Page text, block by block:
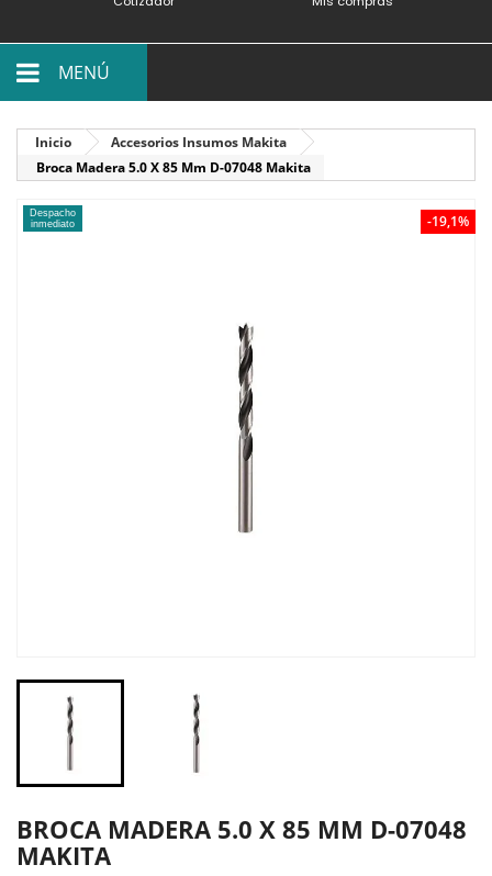
MENÚ
Inicio
Accesorios Insumos Makita
Broca Madera 5.0 X 85 Mm D-07048 Makita
-19,1%
Despacho
inmediato
BROCA MADERA 5.0 X 85 MM D-07048
MAKITA